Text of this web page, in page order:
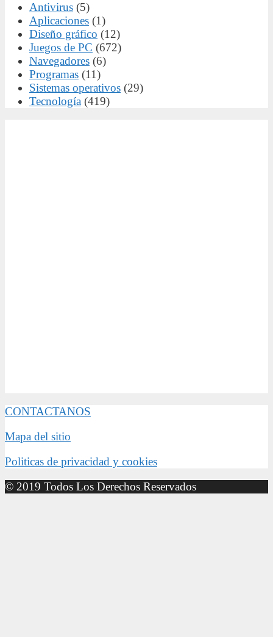
Antivirus (5)
Aplicaciones (1)
Diseño gráfico (12)
Juegos de PC (672)
Navegadores (6)
Programas (11)
Sistemas operativos (29)
Tecnología (419)
CONTACTANOS
Mapa del sitio
Politicas de privacidad y cookies
© 2019 Todos Los Derechos Reservados